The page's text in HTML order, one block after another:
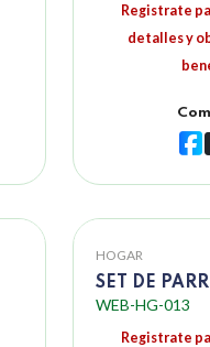
Registrate
detalles y
HOGAR
SET DE
WEB-HG-013
Registrate